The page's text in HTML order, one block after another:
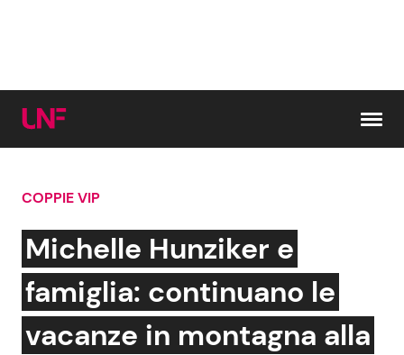
Cerca:
News e Cronaca
Attualità Italiana
Gossip e TV
Bellezze VIP
COPPIE VIP
Michelle Hunziker e
famiglia: continuano le
vacanze in montagna alla